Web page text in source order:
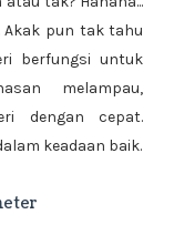
Akak pun tak tahu
berfungsi untuk
melampau,
dengan cepat.
keadaan baik.